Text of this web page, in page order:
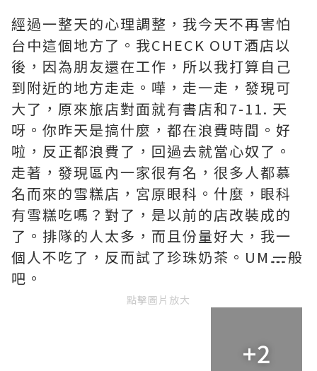
經過一整天的心理調整，我今天不再害怕
台中這個地方了。我CHECK OUT酒店以
後，因為朋友還在工作，所以我打算自己
到附近的地方走走。嘩，走一走，發現可
大了，原來旅店對面就有書店和7-11. 天
呀。你昨天是搞什麼，都在浪費時間。好
啦，反正都浪費了，回過去就當心奴了。
走著，發現區內一家很有名，很多人都慕
名而來的雪糕店，宮原眼科。什麼，眼科
有雪糕吃嗎？對了，是以前的店改裝成的
了。排隊的人太多，而且份量好大，我一
個人不吃了，反而試了珍珠奶茶。UM⋯⋯一般
吧。
點擊圖片放大
+2